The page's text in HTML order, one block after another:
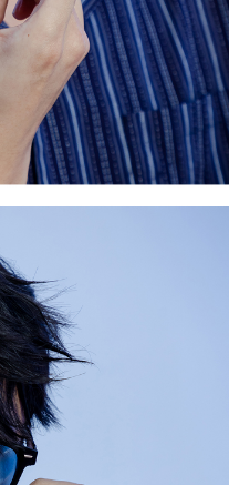
註冊。若發現惡意使用之情形，
使用額度並採取法律行動。